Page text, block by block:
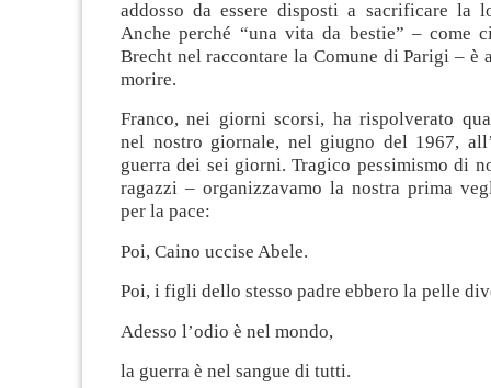
addosso da essere disposti a sacrificare la
Anche perché “una vita da bestie” – come
Brecht nel raccontare la Comune di Parigi – è
morire.
Franco, nei giorni scorsi, ha rispolverato
nel nostro giornale, nel giugno del 1967,
guerra dei sei giorni. Tragico pessimismo di
ragazzi – organizzavamo la nostra prima
per la pace:
Poi, Caino uccise Abele.
Poi, i figli dello stesso padre ebbero la pelle
Adesso l’odio è nel mondo,
la guerra è nel sangue di tutti.